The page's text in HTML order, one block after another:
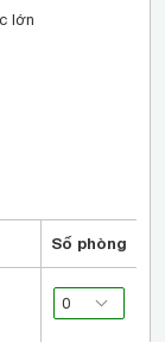
lớn
Số phòng